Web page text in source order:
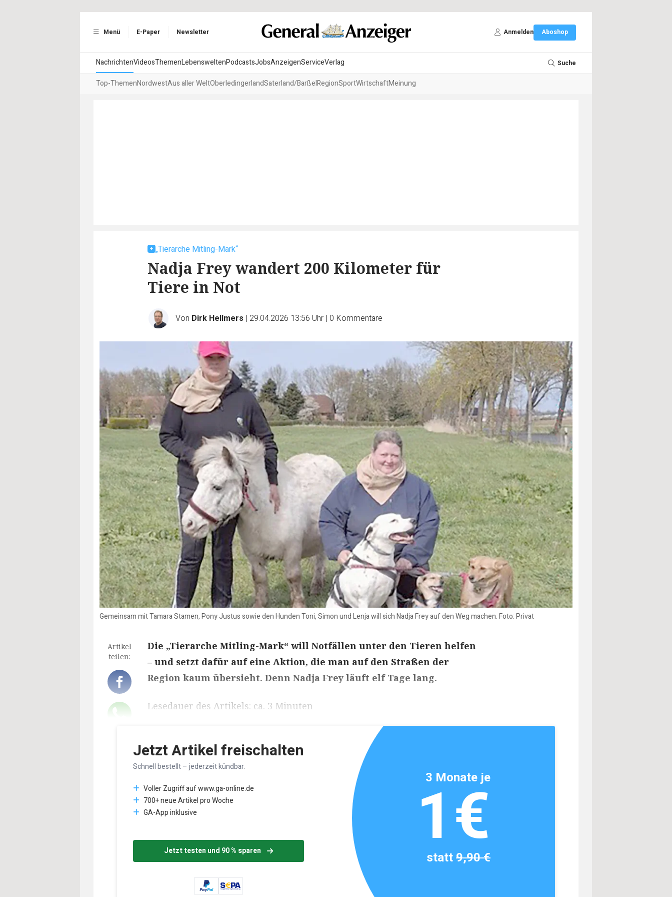
Menü E-Paper Newsletter Anmelden Aboshop
NachrichtenVideosThemenLebensweltenPodcastsJobsAnzeigenServiceVerlag Suche
Top-ThemenNordwestAus aller WeltOberledingerlandSaterland/BarßelRegionSportWirtschaftMeinung
„Tierarche Mitling-Mark“
Nadja Frey wandert 200 Kilometer für
Tiere in Not
Von Dirk Hellmers | 29.04.2026 13:56 Uhr | 0 Kommentare
Gemeinsam mit Tamara Stamen, Pony Justus sowie den Hunden Toni, Simon und Lenja will sich Nadja Frey auf den Weg machen. Foto: Privat
Artikel
teilen:
Die „Tierarche Mitling-Mark“ will Notfällen unter den Tieren helfen
– und setzt dafür auf eine Aktion, die man auf den Straßen der
Region kaum übersieht. Denn Nadja Frey läuft elf Tage lang.
Lesedauer des Artikels: ca. 3 Minuten
Jetzt Artikel freischalten
Schnell bestellt – jederzeit kündbar.
Voller Zugriff auf www.ga-online.de
700+ neue Artikel pro Woche
GA-App inklusive
Jetzt testen und 90 % sparen
3 Monate je
1€
statt9,90 €